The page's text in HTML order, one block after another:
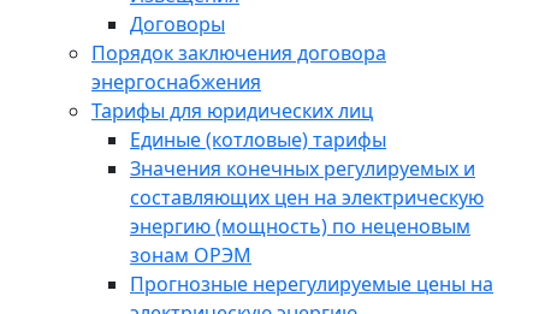
Договоры
Порядок заключения договора
энергоснабжения
Тарифы для юридических лиц
Единые (котловые) тарифы
Значения конечных регулируемых и
составляющих цен на электрическую
энергию (мощность) по неценовым
зонам ОРЭМ
Прогнозные нерегулируемые цены на